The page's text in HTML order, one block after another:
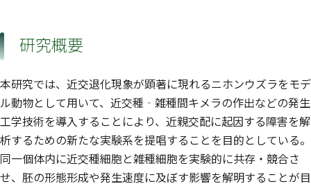
研究概要
本研究では、近交退化現象が顕著に現れるニホンウズラをモデ
ル動物として用いて、近交種‐雑種間キメラの作出などの発生
工学技術を導入することにより、近親交配に起因する障害を解
析するための新たな実験系を提唱することを目的としている。
同一個体内に近交種細胞と雑種細胞を実験的に共存・競合さ
せ、胚の形態形成や発生速度に及ぼす影響を解明することが目